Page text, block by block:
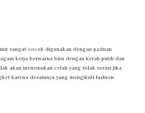
sangat cocok digunakan dengan paduan
kerja berwarna biru dengan kerah putih dan
akan menemukan celah yang tidak serasi jika
karena desainnya yang mengikuti fashion.